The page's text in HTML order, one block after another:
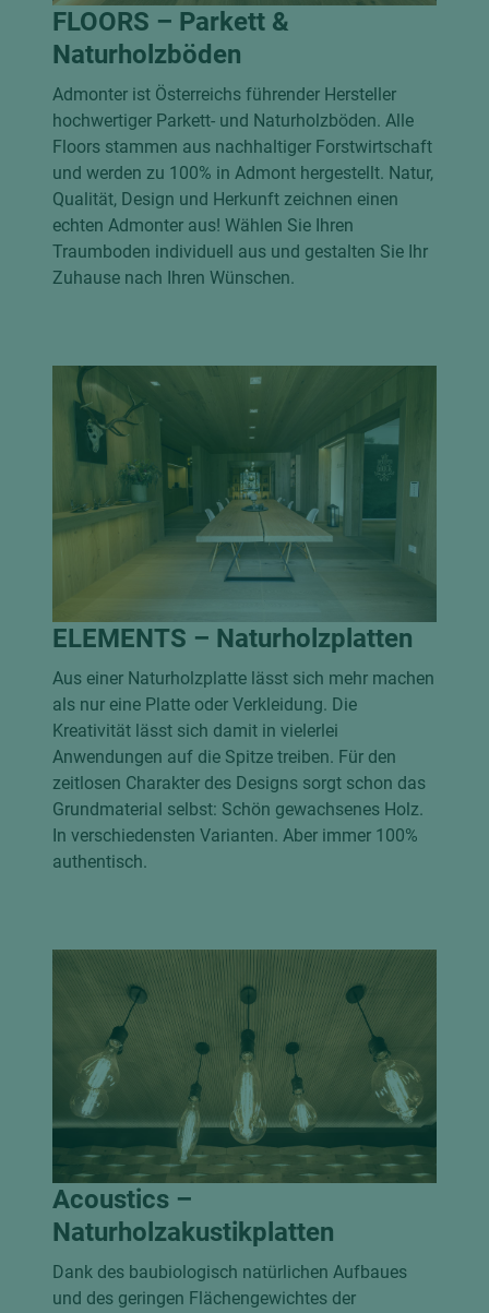
FLOORS – Parkett &
Naturholzböden
Admonter ist Österreichs führender Hersteller
hochwertiger Parkett- und Naturholzböden. Alle
Floors stammen aus nachhaltiger Forstwirtschaft
und werden zu 100% in Admont hergestellt. Natur,
Qualität, Design und Herkunft zeichnen einen
echten Admonter aus! Wählen Sie Ihren
Traumboden individuell aus und gestalten Sie Ihr
Zuhause nach Ihren Wünschen.
ELEMENTS – Naturholzplatten
Aus einer Naturholzplatte lässt sich mehr machen
als nur eine Platte oder Verkleidung. Die
Kreativität lässt sich damit in vielerlei
Anwendungen auf die Spitze treiben. Für den
zeitlosen Charakter des Designs sorgt schon das
Grundmaterial selbst: Schön gewachsenes Holz.
In verschiedensten Varianten. Aber immer 100%
authentisch.
Acoustics –
Naturholzakustikplatten
Dank des baubiologisch natürlichen Aufbaues
und des geringen Flächengewichtes der